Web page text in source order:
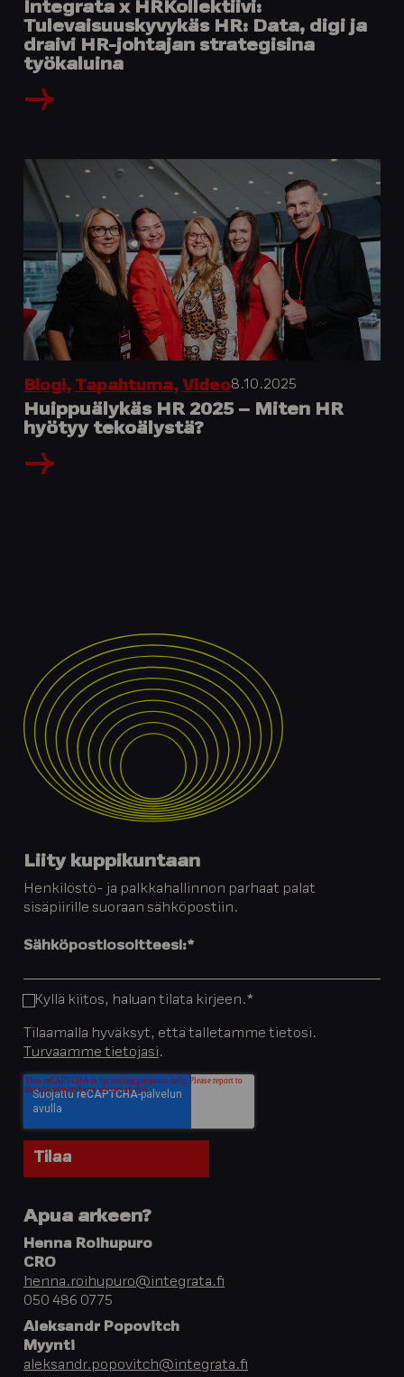
Integrata x HRKollektiivi:
Tulevaisuuskyvykäs HR: Data, digi ja
draivi HR-johtajan strategisina
työkaluina
Blogi, Tapahtuma, Video8.10.2025
Huippuälykäs HR 2025 – Miten HR
hyötyy tekoälystä?
Liity kuppikuntaan
Henkilöstö- ja palkkahallinnon parhaat palat
sisäpiirille suoraan sähköpostiin.
Sähköpostiosoitteesi:*
Kyllä kiitos, haluan tilata kirjeen.*
Tilaamalla hyväksyt, että talletamme tietosi.
Turvaamme tietojasi .
Apua arkeen?
Henna Roihupuro
CRO
henna.roihupuro@integrata.fi
050 486 0775
Aleksandr Popovitch
Myynti
aleksandr.popovitch@integrata.fi